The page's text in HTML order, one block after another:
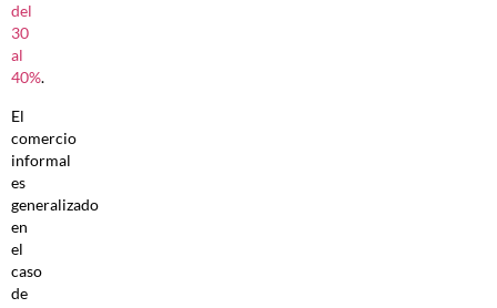
del
30
al
40%.
El
comercio
informal
es
generalizado
en
el
caso
de